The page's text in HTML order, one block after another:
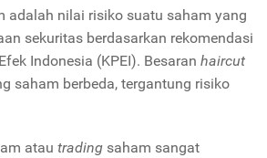
adalah nilai risiko suatu saham yang
sekuritas berdasarkan rekomendasi
Indonesia (KPEI). Besaran haircut
saham berbeda, tergantung risiko
atau trading saham sangat